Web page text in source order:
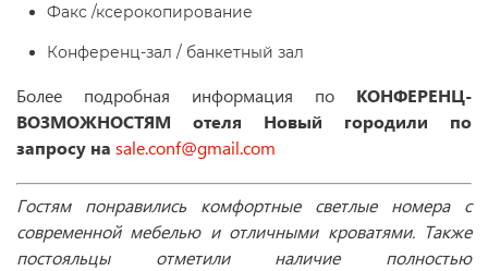
Факс /ксерокопирование
Конференц-зал / банкетный зал
Более подробная информация по КОНФЕРЕНЦ-
ВОЗМОЖНОСТЯМ отеля Новый городили по
запросу на sale.conf@gmail.com
Гостям понравились комфортные светлые номера с
современной мебелью и отличными кроватями. Также
постояльцы отметили наличие полностью